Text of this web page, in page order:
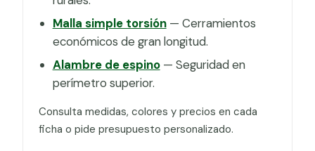
Malla simple torsión— Cerramientos
económicos de gran longitud.
Alambre de espino— Seguridad en
perímetro superior.
Consulta medidas, colores y precios en cada
ficha o pide presupuesto personalizado.